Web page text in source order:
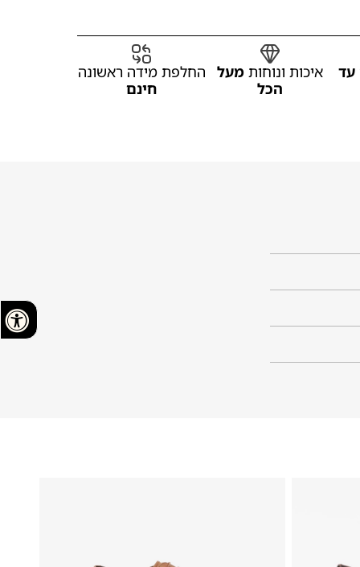
עד איכות ונוחות מעל
הכל
החלפת מידה ראשונה
חינם